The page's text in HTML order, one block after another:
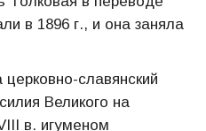
в 1896 г., и она заняла
славянский
Великого на
в. игуменом